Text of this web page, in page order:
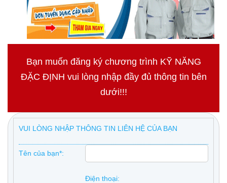
Bạn muốn đăng ký chương trình KỸ NĂNG
ĐẶC ĐỊNH vui lòng nhập đầy đủ thông tin bên
dưới!!!
VUI LÒNG NHẬP THÔNG TIN LIÊN HỆ CỦA BẠN
Tên của bạn*:
Điện thoại: